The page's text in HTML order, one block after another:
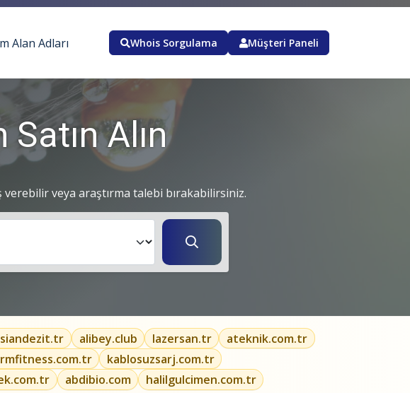
Alan Adları Whois Sorgulama Müşteri Paneli
Satın Alın
verebilir veya araştırma talebi bırakabilirsiniz.
alibey.club lazersan.tr
ateknik.com.tr
kablosuzsarj.com.tr
abdibio.com halilgulcimen.com.tr